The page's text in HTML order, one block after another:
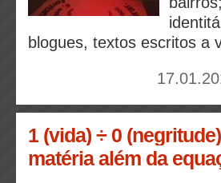
blogues, textos escritos a
1 (vida) ÷ 0
matéria além da